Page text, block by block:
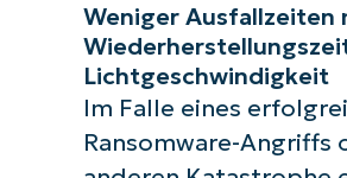
Weniger Ausfallzeiten
Lichtgeschwindigkeit
Im Falle eines
Ransomware-Angriffs